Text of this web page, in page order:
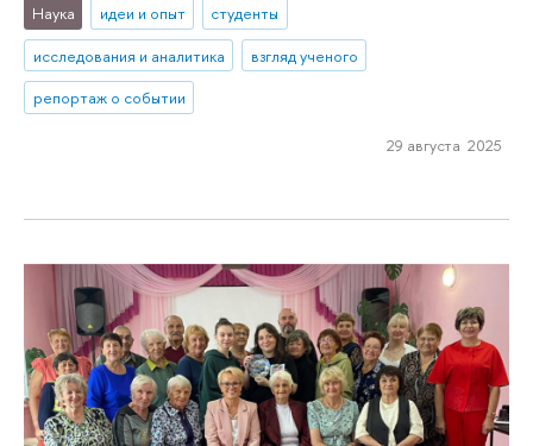
Наука идеи и опыт
студенты
исследования и аналитика
взгляд ученого
репортаж о событии
29 августа 2025